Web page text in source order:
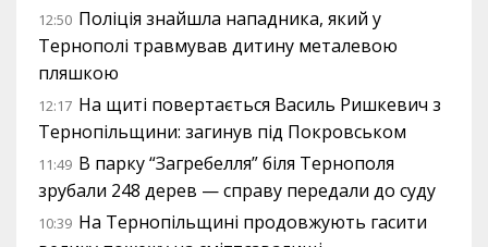
12:50 Поліція знайшла нападника, який у
Тернополі травмував дитину металевою
пляшкою
12:17 На щиті повертається Василь Ришкевич з
Тернопільщини: загинув під Покровськом
11:49 В парку “Загребелля” біля Тернополя
зрубали 248 дерев — справу передали до суду
10:39 На Тернопільщині продовжують гасити